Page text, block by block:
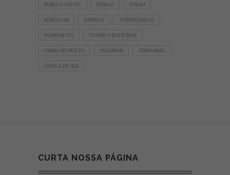
SERRA GAÚCHA SHIRAZ SYRAH
SÉMILLON TANNAT TEMPRANILLO
TORRONTÉS TOURIGA NACIONAL
VINHO DO PORTO VIOGNIER ZINFANDEL
ÁFRICA DO SUL
CURTA NOSSA PÁGINA